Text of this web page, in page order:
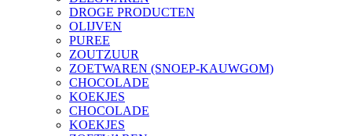
DROGE PRODUCTEN
OLIJVEN
PUREE
ZOUTZUUR
ZOETWAREN (SNOEP-KAUWGOM)
CHOCOLADE
KOEKJES
CHOCOLADE
KOEKJES